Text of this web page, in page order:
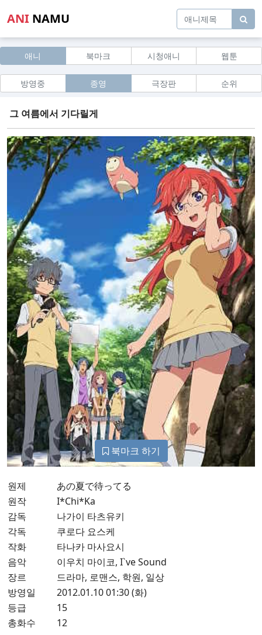
ANI NAMU
애니 북마크 시청애니 웹툰
방영중 종영 극장판 순위
그 여름에서 기다릴게
북마크 하기
원제
あの夏で待ってる
원작
I*Chi*Ka
감독
나가이 타츠유키
각독
쿠로다 요스케
작화
타나카 마사요시
음악
이우치 마이코, I`ve Sound
장르
드라마, 로맨스, 학원, 일상
방영일
2012.01.10 01:30 (화)
등급
15
총화수
12